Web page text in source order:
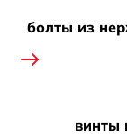
болты из
винты